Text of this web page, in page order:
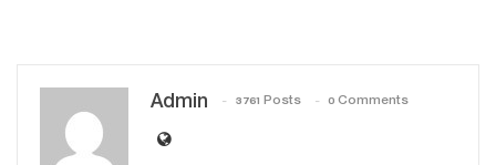
Admin 3761 Posts 0 Comments